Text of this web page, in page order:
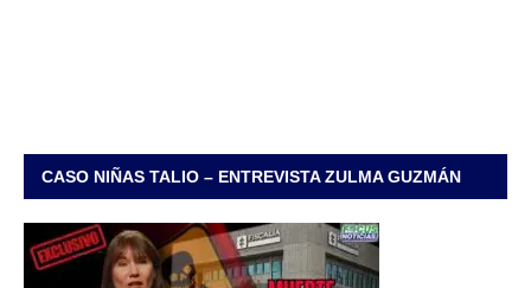
CASO NIÑAS TALIO – ENTREVISTA ZULMA GUZMÁN